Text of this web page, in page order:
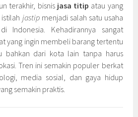
terakhir, bisnis jasa titip atau yang
jastipmenjadi salah satu usaha
Indonesia. Kehadirannya sangat
yang ingin membeli barang tertentu
bahkan dari kota lain tanpa harus
Tren ini semakin populer berkat
media sosial, dan gaya hidup
semakin praktis.